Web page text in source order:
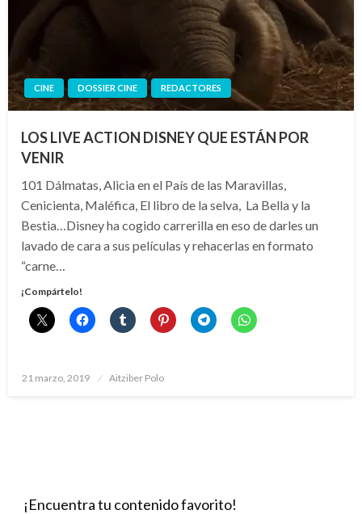
CINE DOSSIER CINE REDACTORES
LOS LIVE ACTION DISNEY QUE ESTÁN POR
VENIR
101 Dálmatas, Alicia en el País de las Maravillas,
Cenicienta, Maléfica, El libro de la selva, La Bella y la
Bestia…Disney ha cogido carrerilla en eso de darles un
lavado de cara a sus películas y rehacerlas en formato
“carne…
¡Compártelo!
Publicado
21 marzo, 2019 Aitziber Polo
¡Encuentra tu contenido favorito!